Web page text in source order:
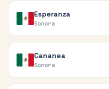
Esperanza
Sonora
Cananea
Sonora